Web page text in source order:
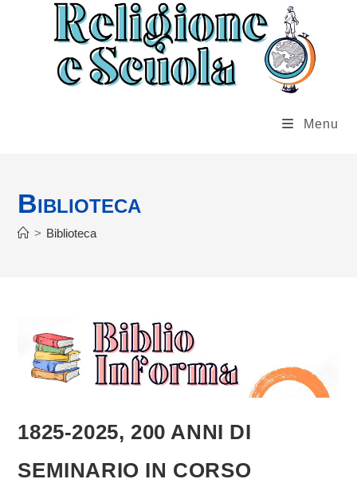
Menu
Biblioteca
> Biblioteca
1825-2025, 200 ANNI DI
SEMINARIO IN CORSO